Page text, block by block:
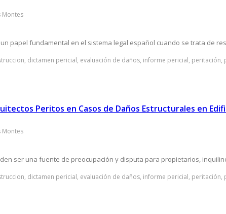
Montes
papel fundamental en el sistema legal español cuando se trata de
dictamen pericial, evaluación de daños, informe pericial,
Peritos en Casos de Daños Estructurales en
Montes
ser una fuente de preocupación y disputa para propietarios,
dictamen pericial, evaluación de daños, informe pericial,